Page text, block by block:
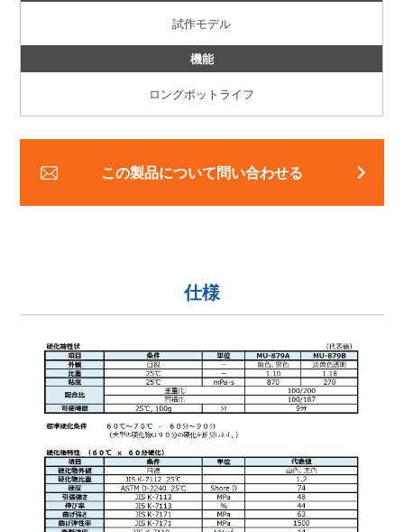
試作モデル
機能
ロングポットライフ
この製品について問い合わせる
仕様